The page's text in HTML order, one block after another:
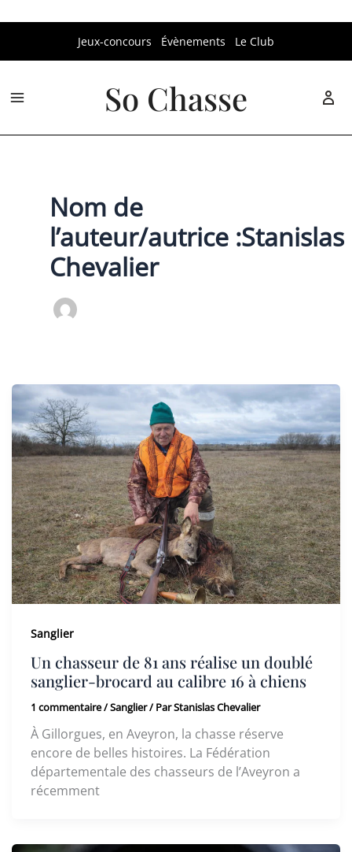
Jeux-concours Évènements Le Club
So Chasse
Nom de
l’auteur/autrice :Stanislas
Chevalier
Sanglier
Un chasseur de 81 ans réalise un doublé
sanglier-brocard au calibre 16 à chiens
1 commentaire/Sanglier/ ParStanislas Chevalier
À Gillorgues, en Aveyron, la chasse réserve
encore de belles histoires. La Fédération
départementale des chasseurs de l’Aveyron a
récemment